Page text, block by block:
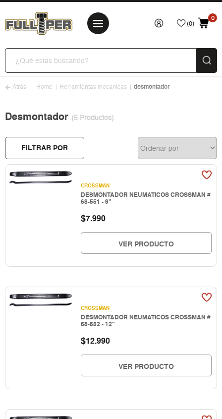
(0)
0
Atrás Home Herramientas mecanicas desmontador
Desmontador (5 Productos)
FILTRAR POR
CROSSMAN
DESMONTADOR NEUMATICOS CROSSMAN #
68-551 - 9"
$7.990
VER PRODUCTO
CROSSMAN
DESMONTADOR NEUMATICOS CROSSMAN #
68-552 - 12"
$12.990
VER PRODUCTO